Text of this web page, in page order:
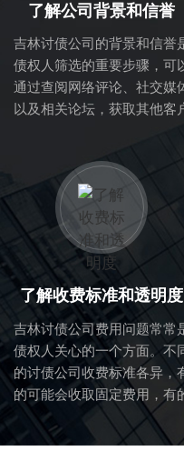
了解公司背景和信誉
吉林讨债公司的背景和信誉
债权人筛选的重要步骤，可
通过查阅网络评论、社交媒
以及相关论坛，获取其他客
碑，拥有成熟的业务流程与专
业的团队。
了解收费标准和透明度
吉林讨债公司费用问题常常
债权人关心的一个方面。不
的讨债公司收费标准各异，
的可能会收取固定费用，有
则可能根据回收金额提取一定
比例的佣金。在选择过程中